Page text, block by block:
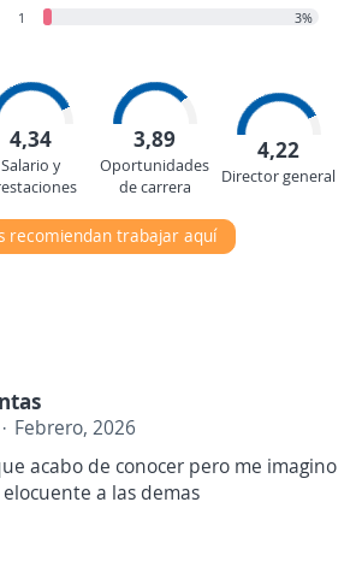
1
3%
4,34
Salario y
3,89
Oportunidades
de carrera
4,22
Director general
recomiendan trabajar aquí
Febrero, 2026
acabo de conocer pero me imagino
a las demas